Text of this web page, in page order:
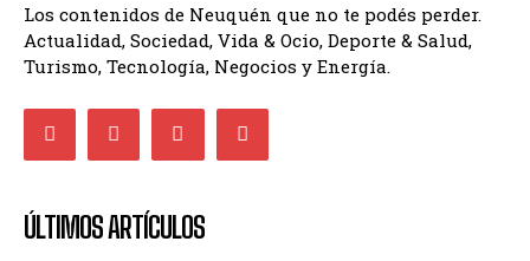
Los contenidos de Neuquén que no te podés perder.
Actualidad, Sociedad, Vida & Ocio, Deporte & Salud,
Turismo, Tecnología, Negocios y Energía.
ÚLTIMOS ARTÍCULOS